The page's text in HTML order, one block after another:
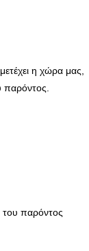
η χώρα μας,
παρόντος.
του παρόντος